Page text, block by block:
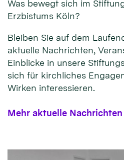
Was bewegt sich im
Erzbistums Köln?
Bleiben Sie auf dem
aktuelle Nachrichten,
Einblicke in unsere
sich für kirchliches
Wirken interessieren.
Mehr aktuelle